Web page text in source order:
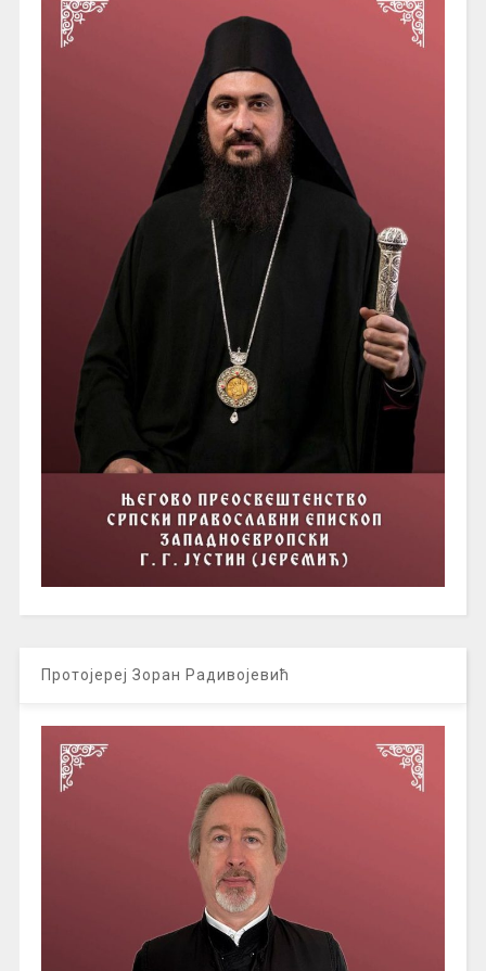
Протојереј Зоран Радивојевић